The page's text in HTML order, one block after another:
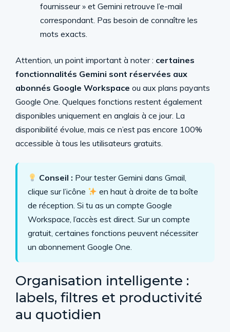
fournisseur » et Gemini retrouve l’e-mail
correspondant. Pas besoin de connaître les
mots exacts.
Attention, un point important à noter : certaines
fonctionnalités Gemini sont réservées aux
abonnés Google Workspace ou aux plans payants
Google One. Quelques fonctions restent également
disponibles uniquement en anglais à ce jour. La
disponibilité évolue, mais ce n’est pas encore 100%
accessible à tous les utilisateurs gratuits.
Conseil : Pour tester Gemini dans Gmail,
clique sur l’icône
en haut à droite de ta boîte
de réception. Si tu as un compte Google
Workspace, l’accès est direct. Sur un compte
gratuit, certaines fonctions peuvent nécessiter
un abonnement Google One.
Organisation intelligente :
labels, filtres et productivité
au quotidien